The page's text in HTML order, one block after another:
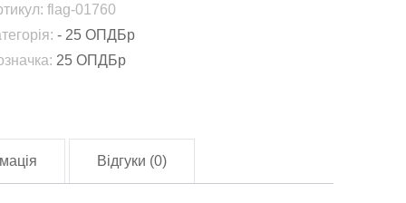
flag-01760
- 25 ОПДБр
25 ОПДБр
Відгуки (0)